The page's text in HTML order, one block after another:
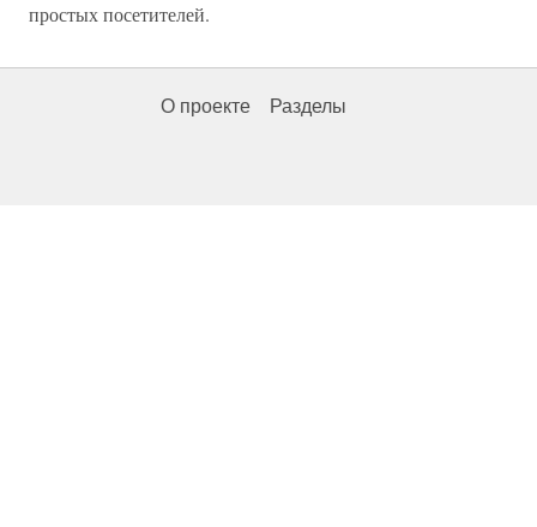
простых посетителей.
О проекте Разделы